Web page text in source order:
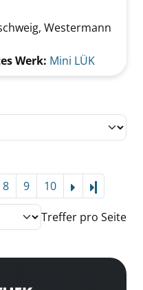
Verfasser
Westermann
Werk: Mini LÜK
8 9 10
Treffer pro Seite